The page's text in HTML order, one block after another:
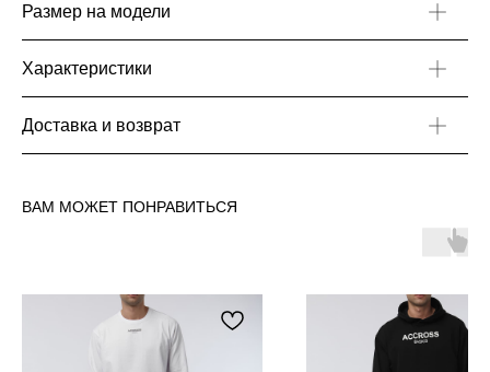
Размер на модели
Характеристики
Доставка и возврат
ВАМ МОЖЕТ ПОНРАВИТЬСЯ